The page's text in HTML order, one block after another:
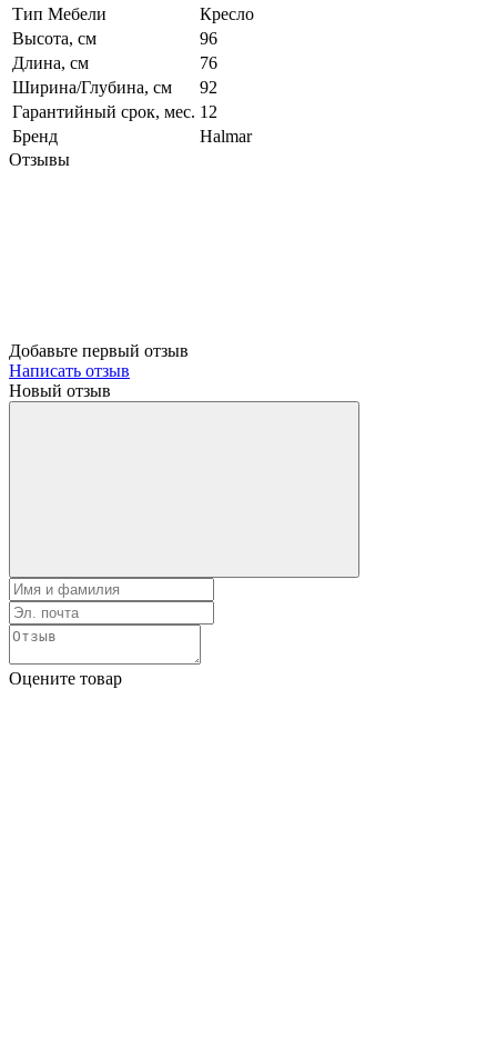
Тип Мебели
Кресло
Высота, см
96
Длина, см
76
Ширина/Глубина, см
92
Гарантийный срок, мес. 12
Бренд
Halmar
Отзывы
Добавьте первый отзыв
Написать отзыв
Новый отзыв
Оцените товар